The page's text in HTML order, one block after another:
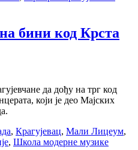
бини код Крста
да дођу на трг код
који је део Мајских
, Крагујевац, Мали Лицеум,
, Школа модерне музике